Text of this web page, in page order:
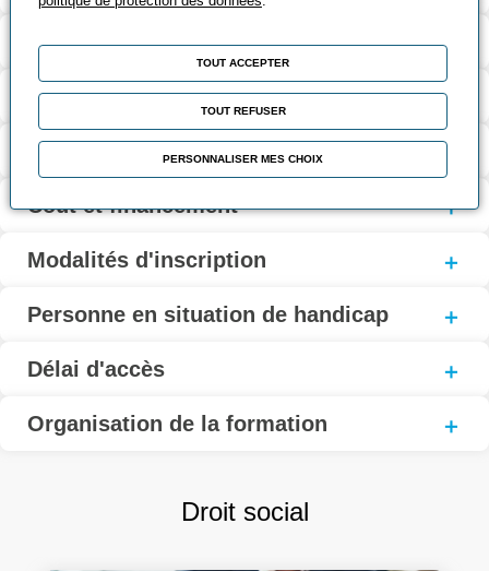
Contenu de la formation
Modalités d’évaluation
Contact
Coût et financement
Modalités d'inscription
Personne en situation de handicap
Délai d'accès
Organisation de la formation
Droit social
TOUT ACCEPTER
TOUT REFUSER
PERSONNALISER MES CHOIX